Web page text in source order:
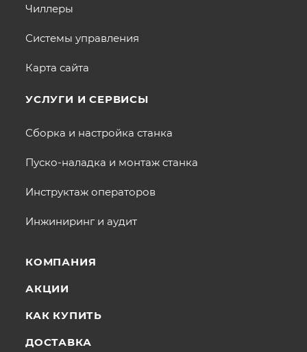
Чиллеры
Системы управления
Карта сайта
УСЛУГИ И СЕРВИСЫ
Сборка и настройка станка
Пуско-наладка и монтаж станка
Инструктаж операторов
Инжиниринг и аудит
КОМПАНИЯ
АКЦИИ
КАК КУПИТЬ
ДОСТАВКА